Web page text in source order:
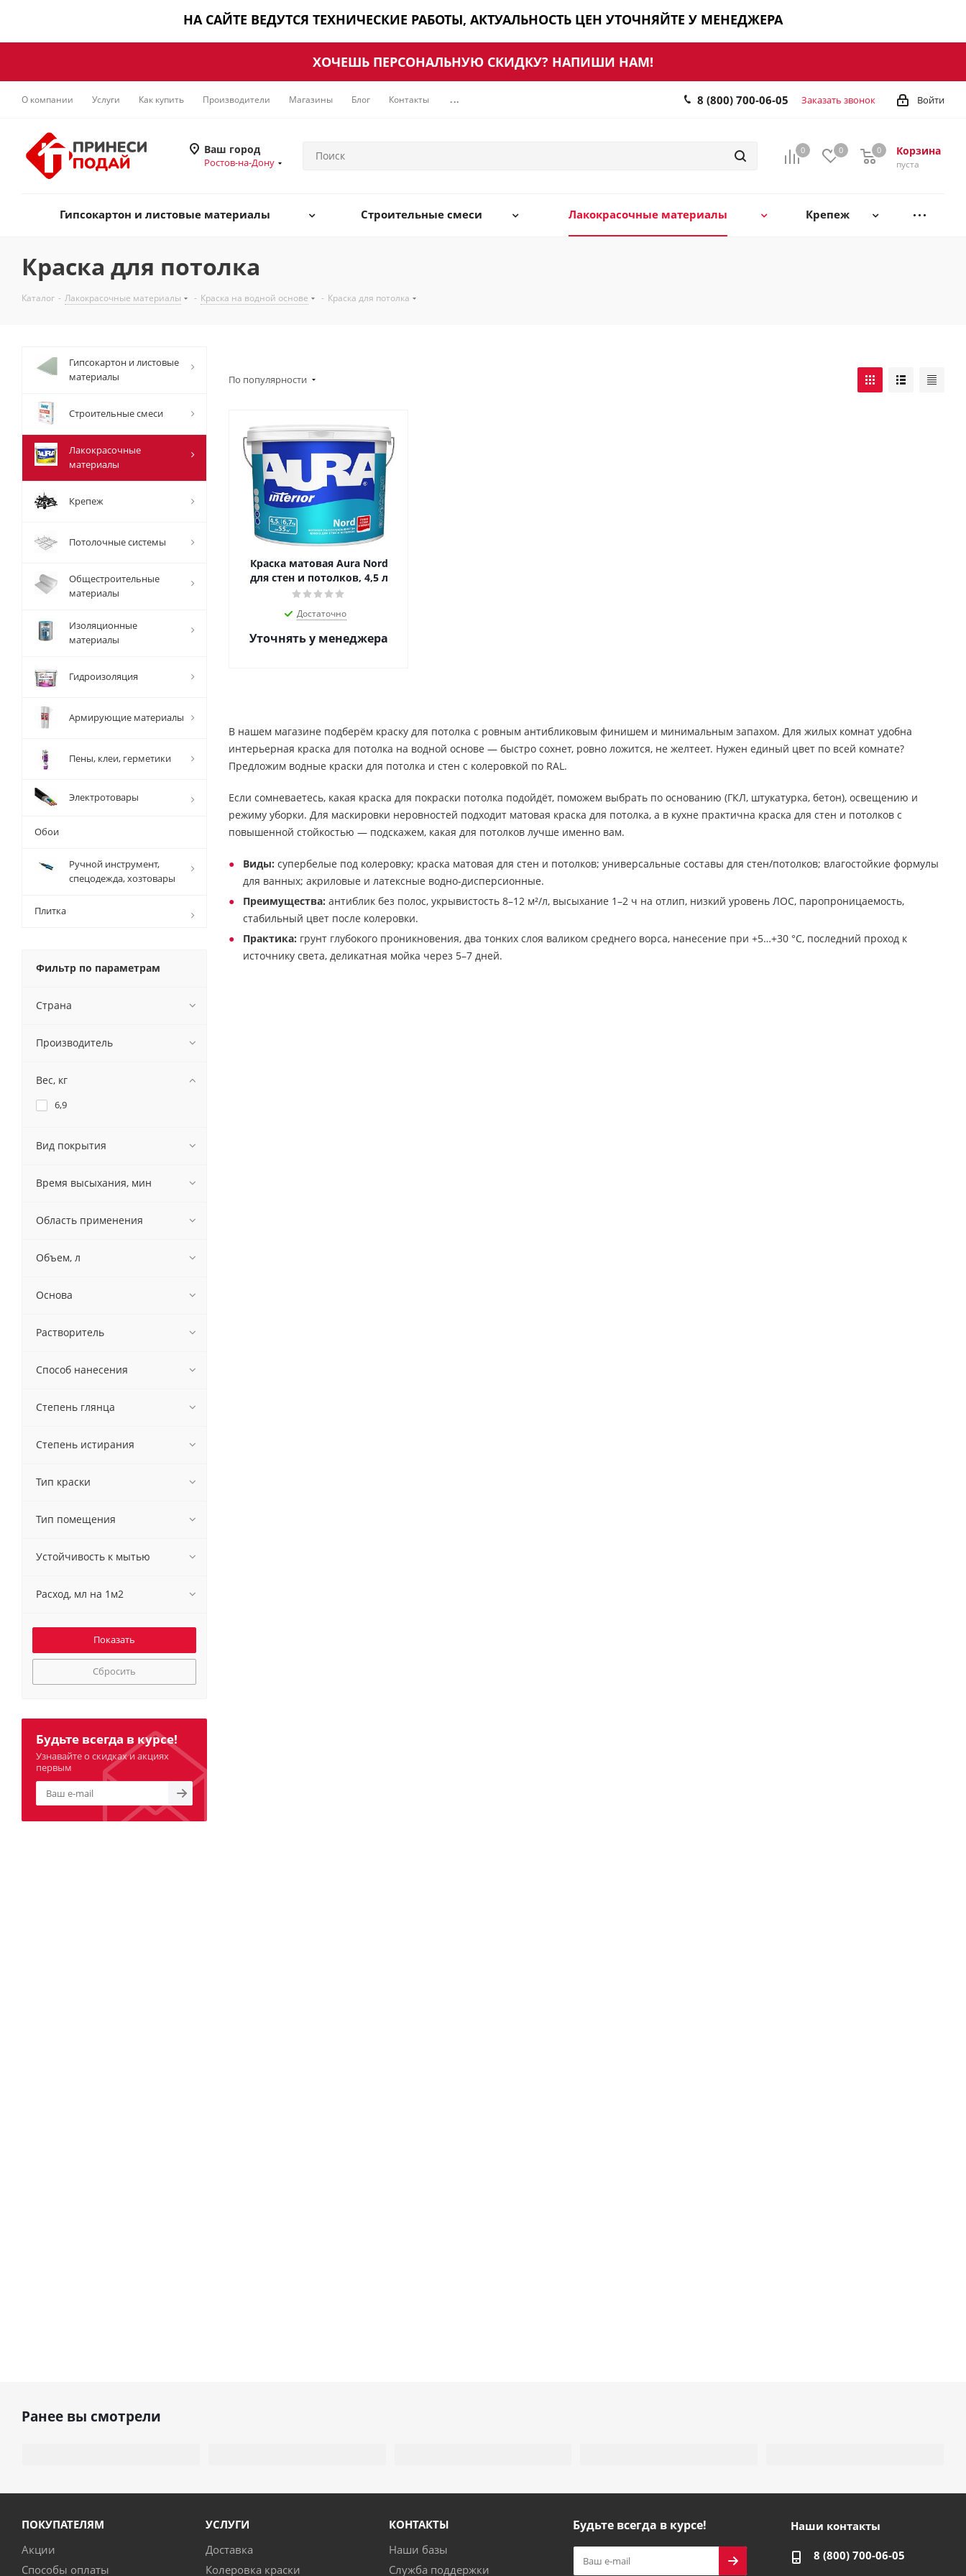
НА САЙТЕ ВЕДУТСЯ ТЕХНИЧЕСКИЕ РАБОТЫ, АКТУАЛЬНОСТЬ ЦЕН УТОЧНЯЙТЕ У МЕНЕДЖЕРА
ХОЧЕШЬ ПЕРСОНАЛЬНУЮ СКИДКУ? НАПИШИ НАМ!
О компании Услуги Как купить Производители Магазины Блог Контакты ... Войти
8 (800) 700-06-05 Заказать звонок
Ваш город
Ростов-на-Дону
0 0 Корзина
0
пуста
0
Гипсокартон и листовые материалы Строительные смеси Лакокрасочные материалы Крепеж
Краска для потолка
Каталог - Лакокрасочные материалы - Краска на водной основе - Краска для потолка
По популярности
Краска матовая Aura Nord
для стен и потолков, 4,5 л
Достаточно
Уточнять у менеджера
В нашем магазине подберём краску для потолка с ровным антибликовым финишем и минимальным запахом. Для жилых комнат удобна
интерьерная краска для потолка на водной основе — быстро сохнет, ровно ложится, не желтеет. Нужен единый цвет по всей комнате?
Предложим водные краски для потолка и стен с колеровкой по RAL.
Если сомневаетесь, какая краска для покраски потолка подойдёт, поможем выбрать по основанию (ГКЛ, штукатурка, бетон), освещению и
режиму уборки. Для маскировки неровностей подходит матовая краска для потолка, а в кухне практична краска для стен и потолков с
повышенной стойкостью — подскажем, какая для потолков лучше именно вам.
Виды: супербелые под колеровку; краска матовая для стен и потолков; универсальные составы для стен/потолков; влагостойкие формулы
для ванных; акриловые и латексные водно-дисперсионные.
Преимущества: антиблик без полос, укрывистость 8–12 м²/л, высыхание 1–2 ч на отлип, низкий уровень ЛОС, паропроницаемость,
стабильный цвет после колеровки.
Практика: грунт глубокого проникновения, два тонких слоя валиком среднего ворса, нанесение при +5…+30 °C, последний проход к
источнику света, деликатная мойка через 5–7 дней.
Гипсокартон и листовые
материалы
Строительные смеси
Лакокрасочные
материалы
Крепеж
Потолочные системы
Общестроительные
материалы
Изоляционные
материалы
Гидроизоляция
Армирующие материалы
Пены, клеи, герметики
Электротовары
Обои
Ручной инструмент,
спецодежда, хозтовары
Плитка
Фильтр по параметрам
Страна
Производитель
Вес, кг
6,9
Вид покрытия
Время высыхания, мин
Область применения
Объем, л
Основа
Растворитель
Способ нанесения
Степень глянца
Степень истирания
Тип краски
Тип помещения
Устойчивость к мытью
Расход, мл на 1м2
Сбросить
Будьте всегда в курсе!
Узнавайте о скидках и акциях
первым
Ранее вы смотрели
ПОКУПАТЕЛЯМ
Акции
Способы оплаты
УСЛУГИ
Доставка
Колеровка краски
КОНТАКТЫ
Наши базы
Служба поддержки
Будьте всегда в курсе! Наши контакты
8 (800) 700-06-05